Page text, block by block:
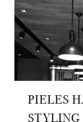
PIELES
STYLING